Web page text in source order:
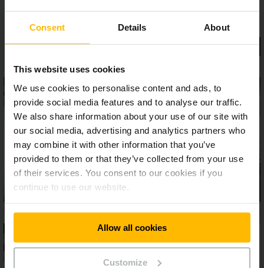
Consent Details About
This website uses cookies
We use cookies to personalise content and ads, to
provide social media features and to analyse our traffic.
We also share information about your use of our site with
our social media, advertising and analytics partners who
may combine it with other information that you’ve
provided to them or that they’ve collected from your use
of their services. You consent to our cookies if you
continue to use our website.
Allow all cookies
Customize